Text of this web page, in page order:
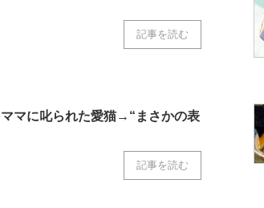
記事を読む
マに叱られた愛猫→“まさかの表
記事を読む